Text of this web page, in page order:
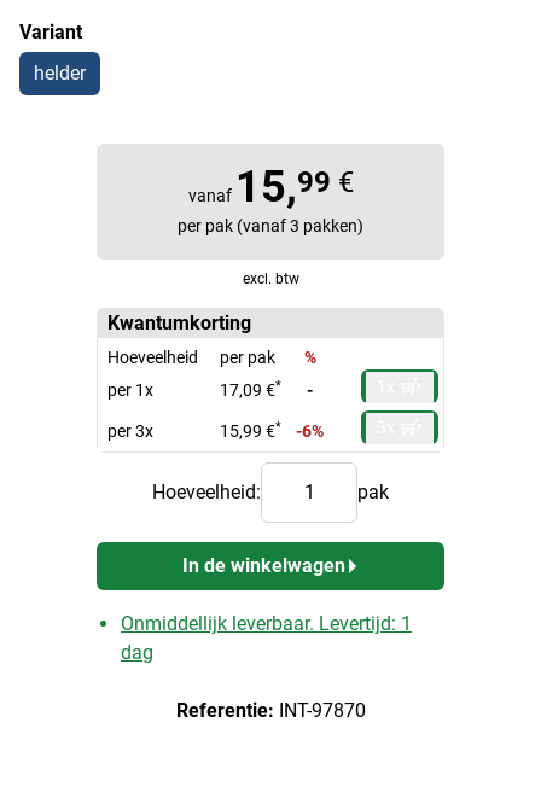
Variant
helder
vanaf 15,99 €
per pak (vanaf 3 pakken)
excl. btw
Kwantumkorting
Hoeveelheid per pak
%
per 1x
17,09 €* -
per 3x 15,99 €* -6%
Hoeveelheid: pak
In de winkelwagen
Onmiddellijk leverbaar. Levertijd: 1
dag
Referentie: INT-97870